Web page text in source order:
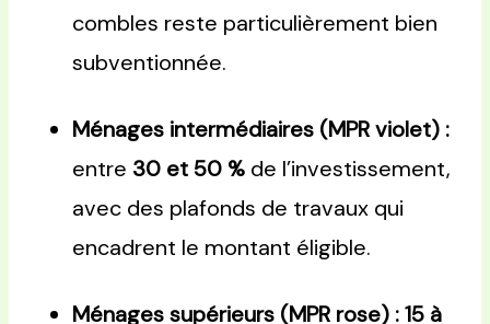
combles reste particulièrement bien
subventionnée.
Ménages intermédiaires (MPR violet) :
entre 30 et 50 % de l’investissement,
avec des plafonds de travaux qui
encadrent le montant éligible.
Ménages supérieurs (MPR rose) : 15 à